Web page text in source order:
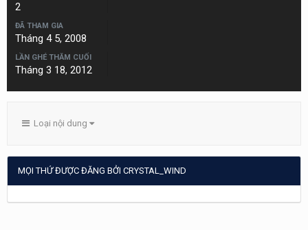
2
ĐÃ THAM GIA
Tháng 4 5, 2008
LẦN GHÉ THĂM CUỐI
Tháng 3 18, 2012
Loại nội dung
MỌI THỨ ĐƯỢC ĐĂNG BỞI CRYSTAL_WIND